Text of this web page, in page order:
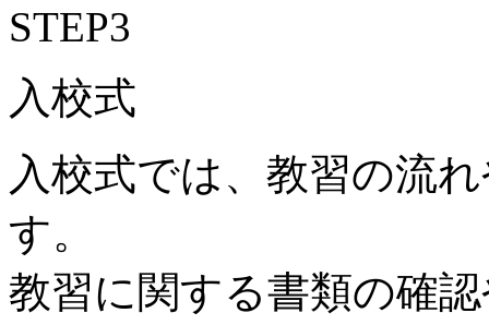
STEP3
入校式
入校式では、教習の流
す。
教習に関する書類の確